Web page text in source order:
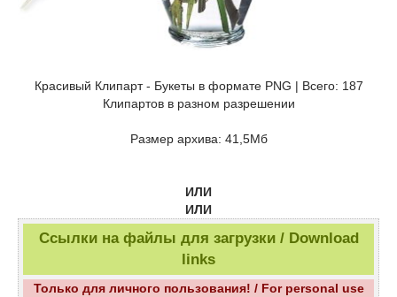
Красивый Клипарт - Букеты в формате PNG | Всего: 187
Клипартов в разном разрешении
Размер архива: 41,5Мб
ИЛИ
ИЛИ
Ссылки на файлы для загрузки / Download
links
Только для личного пользования! / For personal use